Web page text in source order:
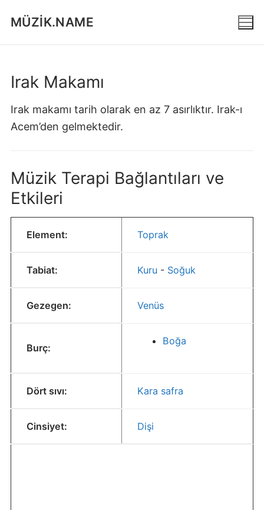
atlaMÜZIK.NAME
Irak Makamı
Irak makamı tarih olarak en az 7 asırlıktır. Irak-ı
Acem’den gelmektedir.
Müzik Terapi Bağlantıları ve
Etkileri
Element: Toprak
Tabiat: Kuru - Soğuk
Gezegen: Venüs
Burç:
Boğa
Dört sıvı: Kara safra
Cinsiyet: Dişi